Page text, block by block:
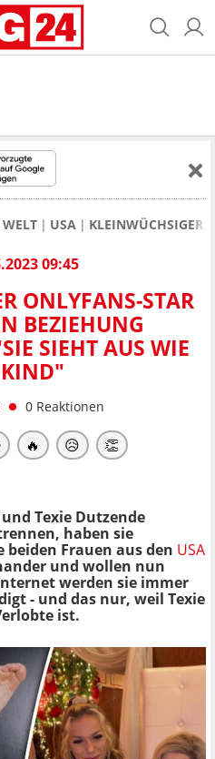
USA KLEINWÜCHSIGER
09:45
ONLYFANS-STAR
BEZIEHUNG
SIEHT AUS WIE
0 Reaktionen
🔥 😥 👏
Texie Dutzende
haben sie
Frauen aus den USA
und wollen nun
werden sie immer
- und das nur, weil Texie
ist.